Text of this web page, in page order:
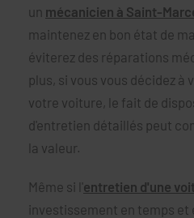
un mécanicien à Saint-
maintenez en bon état de
éviterez des réparations
plus, si vous vous décidez à
votre voiture, le fait de
d'entretien détaillés peut
la valeur.
Même si l' entretien d'une
investissement en temps et